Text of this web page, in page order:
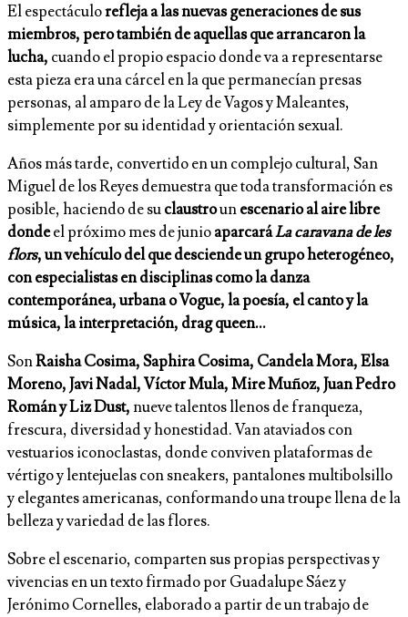
El espectáculorefleja a las nuevas generaciones de sus
miembros, pero también de aquellas que arrancaron la
lucha, cuando el propio espacio donde va a representarse
esta pieza era una cárcel en la que permanecían presas
personas, al amparo de la Ley de Vagos y Maleantes,
simplemente por su identidad y orientación sexual.
Años más tarde, convertido en un complejo cultural, San
Miguel de los Reyes demuestra que toda transformación es
posible, haciendo de suclaustrounescenario al aire libre
dondeel próximo mes de junioaparcaráLa caravana de les
flors, un vehículo del que desciende un grupo heterogéneo,
con especialistas en disciplinas como la danza
contemporánea, urbana o Vogue, la poesía, el canto y la
música, la interpretación, drag queen…
SonRaisha Cosima, Saphira Cosima, Candela Mora, Elsa
Moreno, Javi Nadal, Víctor Mula, Mire Muñoz, Juan Pedro
Román y Liz Dust, nueve talentos llenos de franqueza,
frescura, diversidad y honestidad. Van ataviados con
vestuarios iconoclastas, donde conviven plataformas de
vértigo y lentejuelas con sneakers, pantalones multibolsillo
y elegantes americanas, conformando una troupe llena de la
belleza y variedad de las flores.
Sobre el escenario, comparten sus propias perspectivas y
vivencias en un texto firmado por Guadalupe Sáez y
Jerónimo Cornelles, elaborado a partir de un trabajo de